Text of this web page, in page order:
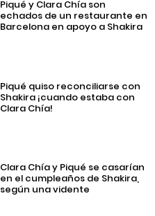
Piqué y Clara Chía son
echados de un restaurante en
Barcelona en apoyo a Shakira
Piqué quiso reconciliarse con
Shakira ¡cuando estaba con
Clara Chía!
Clara Chía y Piqué se casarían
en el cumpleaños de Shakira,
según una vidente